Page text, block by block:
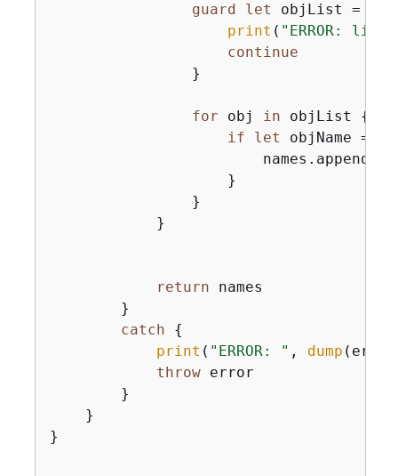
guard
let objList =
print ( "ERROR:
continue
                }
for obj in objList {
if
let objName =
                    }
                }
            }
return names
        }
catch
{
print ( "ERROR: " , dump
throw error
        }
    }
}